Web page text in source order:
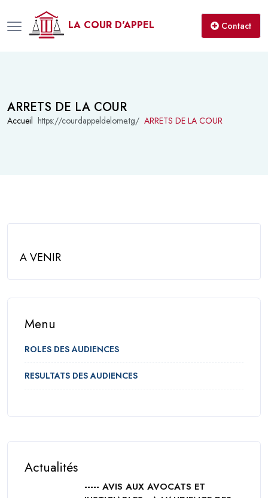
LA COUR D'APPEL Contact
ARRETS DE LA COUR
Accueil ARRETS DE LA COUR
A VENIR
Menu
ROLES DES AUDIENCES
RESULTATS DES AUDIENCES
Actualités
----- AVIS AUX AVOCATS ET